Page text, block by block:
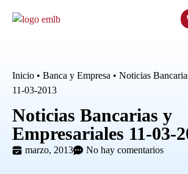
Inicio • Banca y Empresa • Noticias
11-03-2013
Noticias Bancarias y
Empresariales 11-03-
marzo, 2013 No hay comentarios